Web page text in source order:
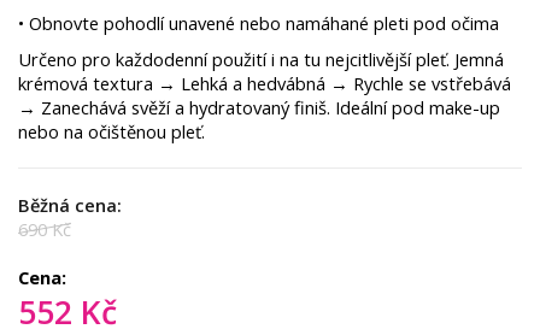
• Obnovte pohodlí unavené nebo namáhané pleti pod očima
Určeno pro každodenní použití i na tu nejcitlivější pleť. Jemná
krémová textura → Lehká a hedvábná → Rychle se vstřebává
→ Zanechává svěží a hydratovaný finiš. Ideální pod make-up
nebo na očištěnou pleť.
Běžná cena:
690 Kč
Cena:
552 Kč